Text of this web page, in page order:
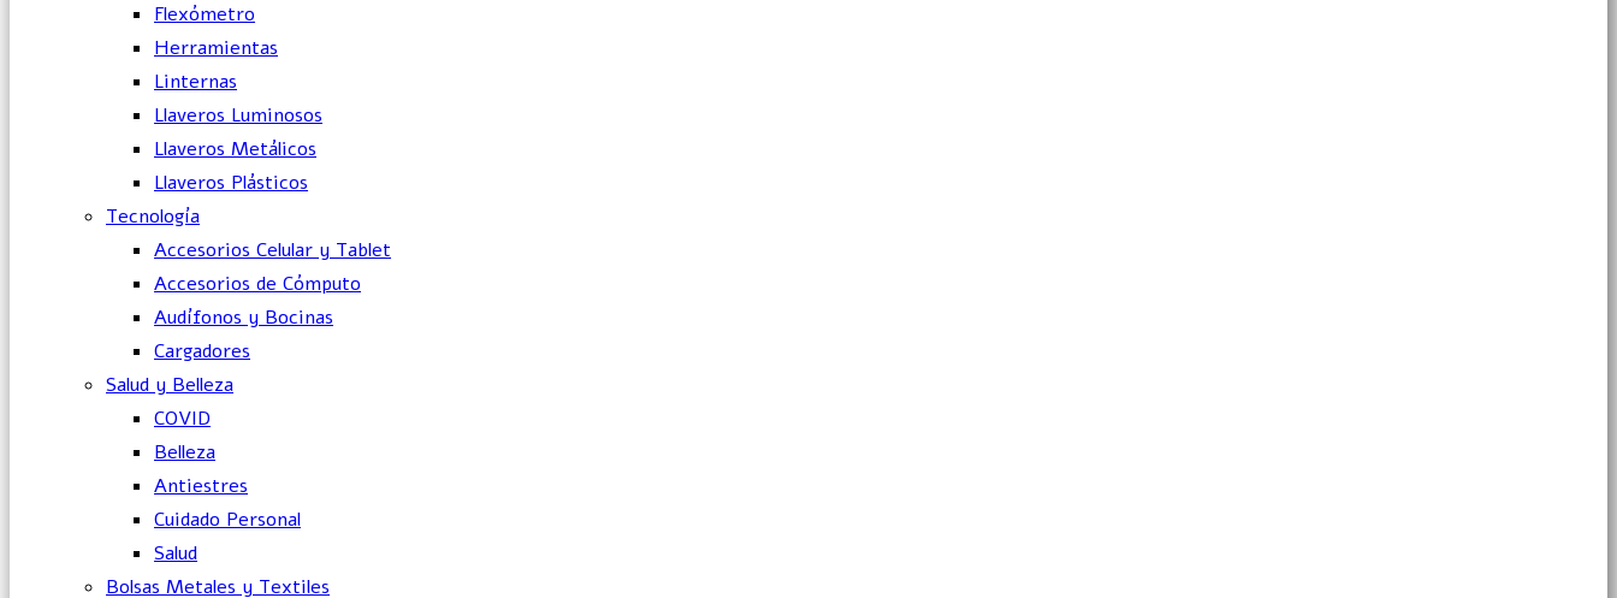
Flexómetro
Herramientas
Linternas
Llaveros Luminosos
Llaveros Metálicos
Llaveros Plásticos
Tecnología
Accesorios Celular y Tablet
Accesorios de Cómputo
Audífonos y Bocinas
Cargadores
Salud y Belleza
COVID
Belleza
Antiestres
Cuidado Personal
Salud
Bolsas Metales y Textiles